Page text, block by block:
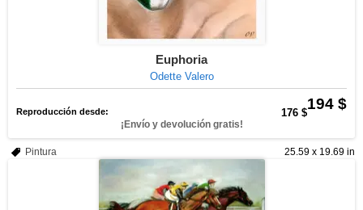
Euphoria
Odette Valero
194 $
Reproducción desde: 176 $
¡Envío y devolución gratis!
25.59 x 19.69 in
Pintura